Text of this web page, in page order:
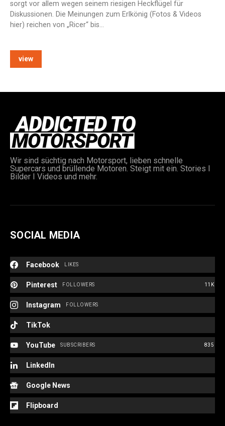
sorgt vor allem wegen seinem riesigen Heckflügel für
Diskussionen. Die Meinungen zum Erlkönig (Fotos & Videos
hier) reichen von „Ricer“ bis…
view
Wir sind süchtig nach Motorsport, lieben schnelle
Supercars und brüllende Motoren. Steigt mit ein. Stories I
Bilder I Videos und mehr.
SOCIAL MEDIA
Facebook LIKES
Pinterest 11K
FOLLOWERS
Instagram FOLLOWERS
TikTok
YouTube 835
SUBSCRIBERS
LinkedIn
Google News
Flipboard